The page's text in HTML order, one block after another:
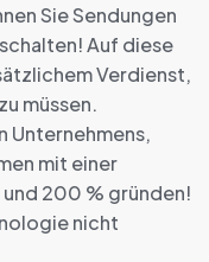
Sie Sendungen
Auf diese
Verdienst,
müssen.
Unternehmens,
mit einer
200 % gründen!
nicht